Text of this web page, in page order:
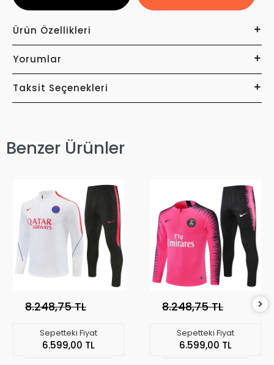
Ürün Özellikleri
Yorumlar
Taksit Seçenekleri
Benzer Ürünler
8.248,75 TL
Sepetteki Fiyat
6.599,00 TL
8.248,75 TL
Sepetteki Fiyat
6.599,00 TL